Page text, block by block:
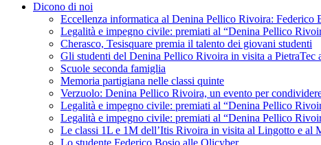
Dicono di noi
Eccellenza informatica al Denina Pellico Rivoira: Federico
Legalità e impegno civile: premiati al “Denina Pellico
Cherasco, Tesisquare premia il talento dei giovani studenti
Gli studenti del Denina Pellico Rivoira in visita a PietraTec
Scuole seconda famiglia
Memoria partigiana nelle classi quinte
Verzuolo: Denina Pellico Rivoira, un evento per
Legalità e impegno civile: premiati al “Denina Pellico
Legalità e impegno civile: premiati al “Denina Pellico
Le classi 1L e 1M dell’Itis Rivoira in visita al Lingotto e al